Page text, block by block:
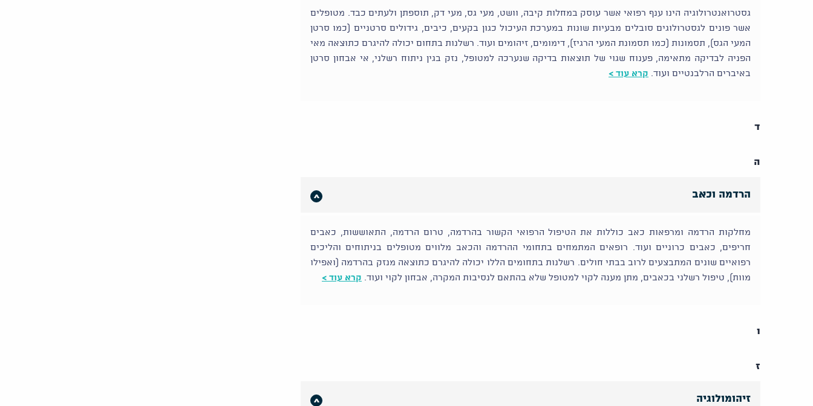
גסטרואנטרולוגיה הינו ענף רפואי אשר עוסק במחלות קיבה, וושט, מעי גס, מעי דק, תוספתן ולעתים כבד. מטופלים
אשר פונים לגסטרולוגים סובלים מבעיות שונות במערכת העיכול כגון בקעים, כיבים, גידולים סרטניים (כמו סרטן
המעי הגס), תסמונות (כמו תסמונת המעי הרגיז), דימומים, זיהומים ועוד. רשלנות בתחום יכולה להיגרם כתוצאה מאי
הפניה לבדיקה מתאימה, פענוח שגוי של תוצאות בדיקה שנערכה למטופל, נזק בגין ניתוח רשלני, אי אבחון סרטן
באיברים הרלבנטיים ועוד. קרא עוד >
ד
ה
הרדמה וכאב
מחלקות הרדמה ומרפאות כאב כוללות את הטיפול הרפואי הקשור בהרדמה, טרום הרדמה, התאוששות, כאבים
חריפים, כאבים כרוניים ועוד. רופאים המתמחים בתחומי ההרדמה והכאב מלווים מטופלים בניתוחים והליכים
רפואיים שונים המתבצעים לרוב בבתי חולים. רשלנות בתחומים הללו יכולה להיגרם כתוצאה מנזק בהרדמה (ואפילו
מוות), טיפול רשלני בכאבים, מתן מענה לקוי למטופל שלא בהתאם לנסיבות המקרה, אבחון לקוי ועוד. קרא עוד >
ו
ז
זיהומולוגיה